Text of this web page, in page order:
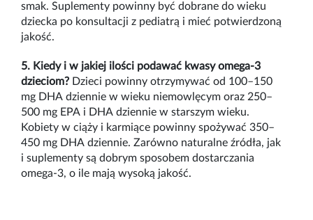
smak. Suplementy powinny być dobrane do wieku
dziecka po konsultacji z pediatrą i mieć potwierdzoną
jakość.
5. Kiedy i w jakiej ilości podawać kwasy omega-3
dzieciom? Dzieci powinny otrzymywać od 100–150
mg DHA dziennie w wieku niemowlęcym oraz 250–
500 mg EPA i DHA dziennie w starszym wieku.
Kobiety w ciąży i karmiące powinny spożywać 350–
450 mg DHA dziennie. Zarówno naturalne źródła, jak
i suplementy są dobrym sposobem dostarczania
omega-3, o ile mają wysoką jakość.